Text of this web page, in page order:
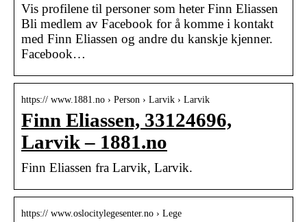
Vis profilene til personer som heter Finn Eliassen
Bli medlem av Facebook for å komme i kontakt
med Finn Eliassen og andre du kanskje kjenner.
Facebook…
https:// www.1881.no › Person › Larvik › Larvik
Finn Eliassen, 33124696,
Larvik – 1881.no
Finn Eliassen fra Larvik, Larvik.
https:// www.oslocitylegesenter.no › Lege